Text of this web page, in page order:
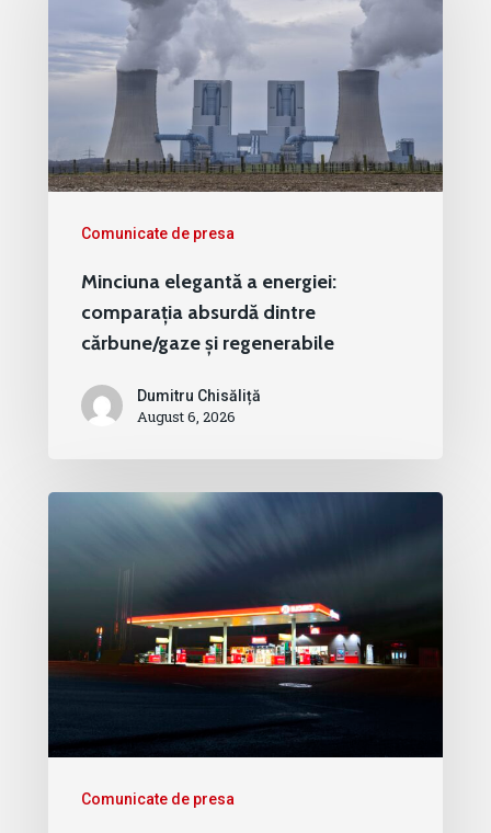
Comunicate de presa
Minciuna elegantă a energiei:
comparația absurdă dintre
cărbune/gaze și regenerabile
Dumitru Chisăliță
August 6, 2026
Comunicate de presa